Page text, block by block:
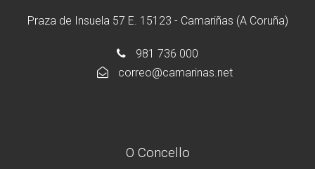
Praza de Insuela 57 E. 15123 - Camariñas (A Coruña)
981 736 000
correo@camarinas.net
O Concello